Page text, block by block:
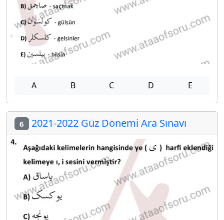
A B C D E
6 2021-2022 Güz Dönemi Ara Sınavı